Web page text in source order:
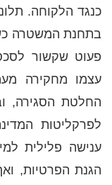
כנגד הלקוחה.
בתחנת המשטרה
פעוט שקשור
עצמו מחקירה
החלטת הסגירה,
לפרקליטות
ענישה פלילית
הגנת הפרטיות,